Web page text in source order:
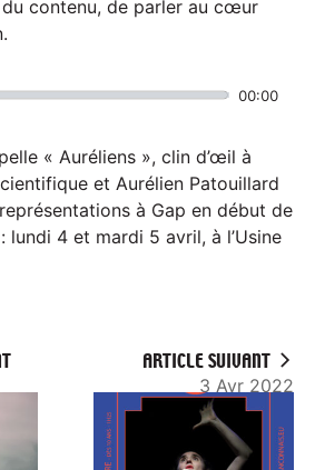
contenu, de parler au cœur
00:00
« Auréliens », clin d’œil à
et Aurélien Patouillard
à Gap en début de
lundi 4 et mardi 5 avril, à l’Usine
ARTICLE SUIVANT
3 Avr 2022